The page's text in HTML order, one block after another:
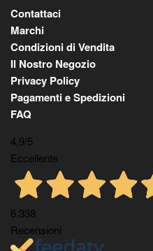
Contattaci
Marchi
Condizioni di Vendita
Il Nostro Negozio
Privacy Policy
Pagamenti e Spedizioni
FAQ
4,9/5
Eccellente
6.338
Recensioni